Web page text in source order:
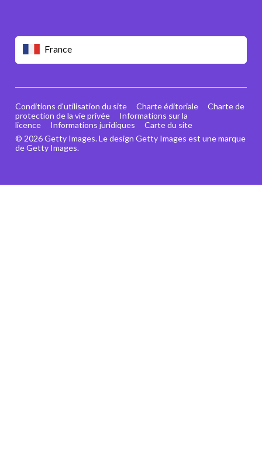
France
© 2026 Getty Images. Le design Getty Images est une marque
de Getty Images.
Conditions d'utilisation du site Charte éditoriale
Charte de
protection de la vie privée
Informations sur la
licence
Informations juridiques Carte du site